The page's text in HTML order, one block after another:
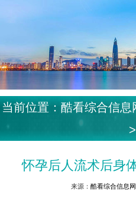
当前位置： 酷看综合信息
>
怀孕后人流术后身
来源： 酷看综合信息网